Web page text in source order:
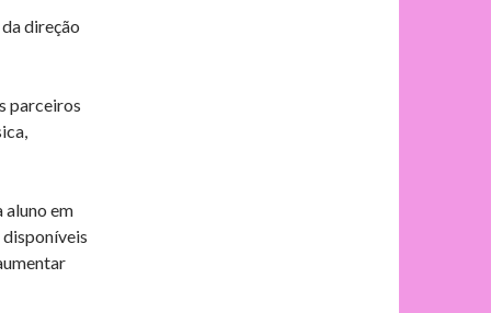
direção
parceiros
aluno em